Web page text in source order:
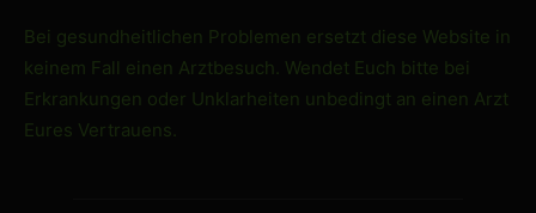
Bei gesundheitlichen Problemen ersetzt diese Website in
keinem Fall einen Arztbesuch. Wendet Euch bitte bei
Erkrankungen oder Unklarheiten unbedingt an einen Arzt
Eures Vertrauens.